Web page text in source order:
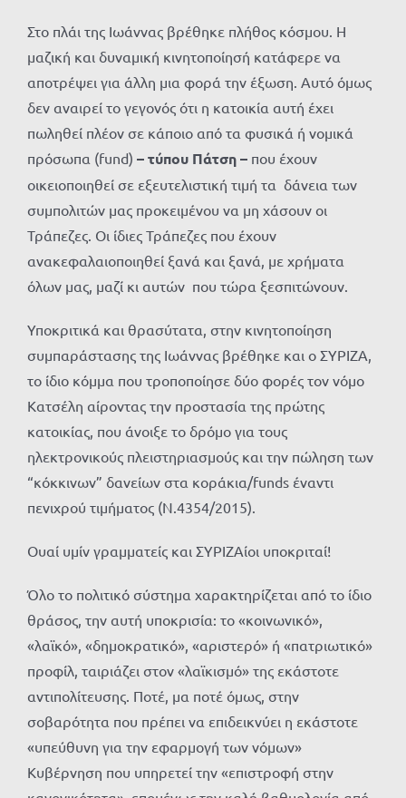
Στο πλάι της Ιωάννας βρέθηκε πλήθος κόσμου. Η
μαζική και δυναμική κινητοποίησή κατάφερε να
αποτρέψει για άλλη μια φορά την έξωση. Αυτό όμως
δεν αναιρεί το γεγονός ότι η κατοικία αυτή έχει
πωληθεί πλέον σε κάποιο από τα φυσικά ή νομικά
πρόσωπα (fund) – τύπου Πάτση – που έχουν
οικειοποιηθεί σε εξευτελιστική τιμή τα δάνεια των
συμπολιτών μας προκειμένου να μη χάσουν οι
Τράπεζες. Οι ίδιες Τράπεζες που έχουν
ανακεφαλαιοποιηθεί ξανά και ξανά, με χρήματα
όλων μας, μαζί κι αυτών που τώρα ξεσπιτώνουν.
Υποκριτικά και θρασύτατα, στην κινητοποίηση
συμπαράστασης της Ιωάννας βρέθηκε και ο ΣΥΡΙΖΑ,
το ίδιο κόμμα που τροποποίησε δύο φορές τον νόμο
Κατσέλη αίροντας την προστασία της πρώτης
κατοικίας, που άνοιξε το δρόμο για τους
ηλεκτρονικούς πλειστηριασμούς και την πώληση των
“κόκκινων” δανείων στα κοράκια/funds έναντι
πενιχρού τιμήματος (Ν.4354/2015).
Ουαί υμίν γραμματείς και ΣΥΡΙΖΑίοι υποκριταί!
Όλο το πολιτικό σύστημα χαρακτηρίζεται από το ίδιο
θράσος, την αυτή υποκρισία: το «κοινωνικό»,
«λαϊκό», «δημοκρατικό», «αριστερό» ή «πατριωτικό»
προφίλ, ταιριάζει στον «λαϊκισμό» της εκάστοτε
αντιπολίτευσης. Ποτέ, μα ποτέ όμως, στην
σοβαρότητα που πρέπει να επιδεικνύει η εκάστοτε
«υπεύθυνη για την εφαρμογή των νόμων»
Κυβέρνηση που υπηρετεί την «επιστροφή στην